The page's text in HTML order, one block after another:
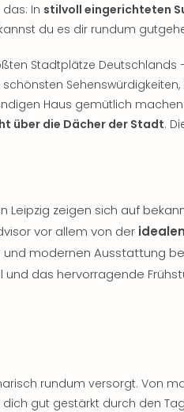
In stilvoll eingerichteten
du es dir rundum
Stadtplätze Deutschlands
Haus gemütlich
über die Dächer der Stadt.
Leipzig zeigen sich auf
vor allem von der
modernen Ausstattung
das hervorragende
rundum versorgt. Von
gut gestärkt durch den